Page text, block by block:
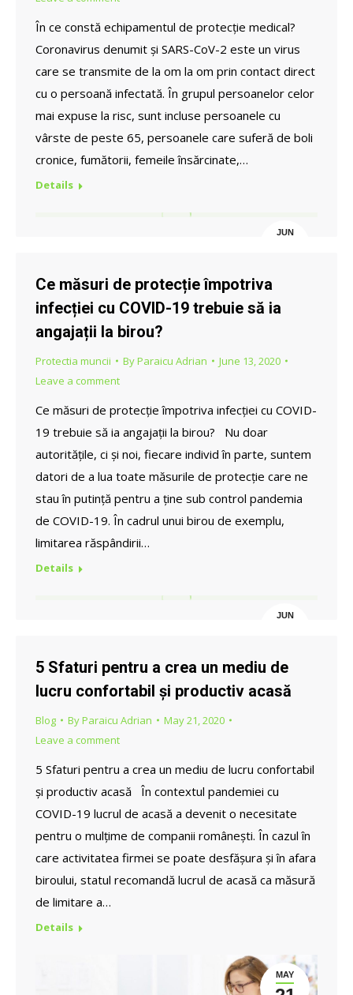
În ce constă echipamentul de protecție medical?
Coronavirus denumit și SARS-CoV-2 este un virus
care se transmite de la om la om prin contact direct
cu o persoană infectată. În grupul persoanelor celor
mai expuse la risc, sunt incluse persoanele cu
vârste de peste 65, persoanele care suferă de boli
cronice, fumătorii, femeile însărcinate,…
Details
JUN
Ce măsuri de protecție împotriva
infecției cu COVID-19 trebuie să ia
angajații la birou?
Protectia muncii ByParaicu Adrian
June 13, 2020
Leave a comment
Ce măsuri de protecție împotriva infecției cu COVID-
19 trebuie să ia angajații la birou? Nu doar
autoritățile, ci și noi, fiecare individ în parte, suntem
datori de a lua toate măsurile de protecție care ne
stau în putință pentru a ține sub control pandemia
de COVID-19. În cadrul unui birou de exemplu,
limitarea răspândirii…
Details
JUN
5 Sfaturi pentru a crea un mediu de
lucru confortabil și productiv acasă
Blog ByParaicu Adrian
May 21, 2020
Leave a comment
5 Sfaturi pentru a crea un mediu de lucru confortabil
și productiv acasă În contextul pandemiei cu
COVID-19 lucrul de acasă a devenit o necesitate
pentru o mulțime de companii românești. În cazul în
care activitatea firmei se poate desfășura și în afara
biroului, statul recomandă lucrul de acasă ca măsură
de limitare a…
Details
MAY